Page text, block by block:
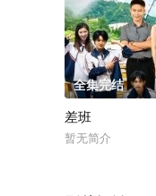
全集完结
差班
暂无简介